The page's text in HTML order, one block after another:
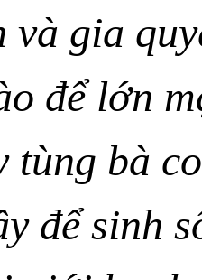
gia
để lớn
bà
để sinh